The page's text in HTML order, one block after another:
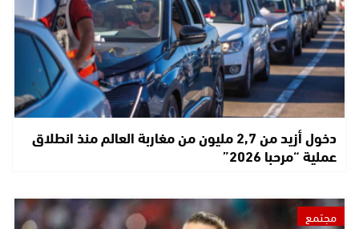
دخول أزيد من 2,7 مليون من مغاربة العالم منذ انطلاق
عملية “مرحبا 2026”
مجتمع